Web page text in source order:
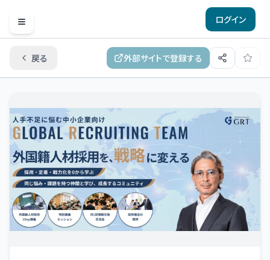
Open menu
ログイン
戻る 外部サイトで登録する